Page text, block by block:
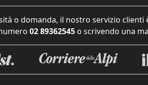
o domanda, il nostro servizio
02 89362545 o scrivendo una